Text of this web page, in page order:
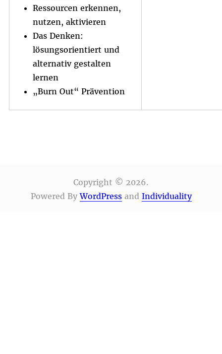
Ressourcen erkennen,
nutzen, aktivieren
Das Denken:
lösungsorientiert und
alternativ gestalten
lernen
„Burn Out“ Prävention
Copyright © 2026.
Powered ByWordPressand Individuality